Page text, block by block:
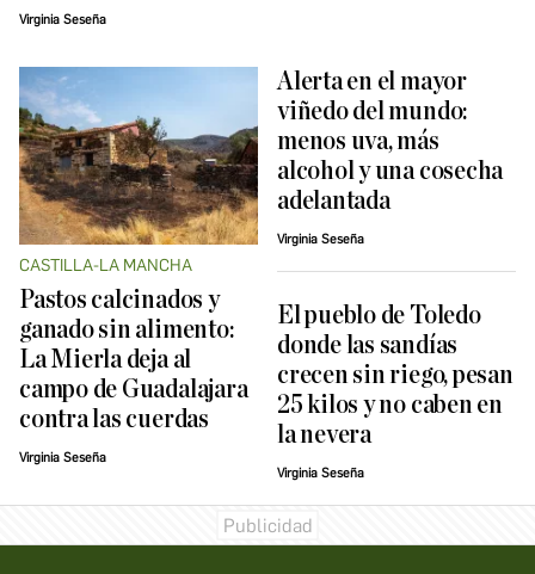
Virginia Seseña
CASTILLA-LA MANCHA
Pastos calcinados y
ganado sin alimento:
La Mierla deja al
campo de Guadalajara
contra las cuerdas
Virginia Seseña
Alerta en el mayor
viñedo del mundo:
menos uva, más
alcohol y una cosecha
adelantada
Virginia Seseña
El pueblo de Toledo
donde las sandías
crecen sin riego, pesan
25 kilos y no caben en
la nevera
Virginia Seseña